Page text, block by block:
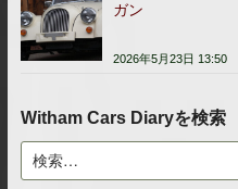
ガン
2026年5月23日 13:50
Witham Cars Diaryを検索
索: